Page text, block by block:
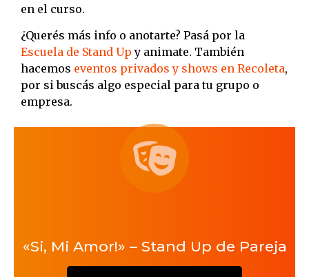
en el curso.
¿Querés más info o anotarte? Pasá por la
Escuela de Stand Up y animate. También
hacemos eventos privados y shows en Recoleta,
por si buscás algo especial para tu grupo o
empresa.
«Si, Mi Amor!» – Stand Up de Pareja